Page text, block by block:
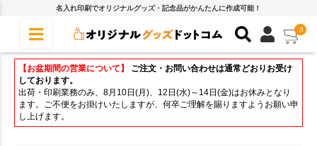
名入れ印刷でオリジナルグッズ・記念品がかんたんに作成可能！
0
【お盆期間の営業について】
ご注文・お問い合わせは通常どおりお受け
しております。
出荷・印刷業務のみ、8月10日(月)、12日(水)～14日(金)はお休みとなり
ます。ご不便をお掛けいたしますが、何卒ご理解を賜りますようお願い申
し上げます。